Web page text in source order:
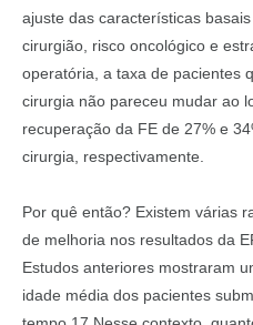
ajuste das características
cirurgião, risco oncológico e
operatória, a taxa de pacientes
cirurgia não pareceu mudar ao
recuperação da FE de 27% e
cirurgia, respectivamente.
Por quê então? Existem várias
de melhoria nos resultados da
Estudos anteriores mostraram
idade média dos pacientes